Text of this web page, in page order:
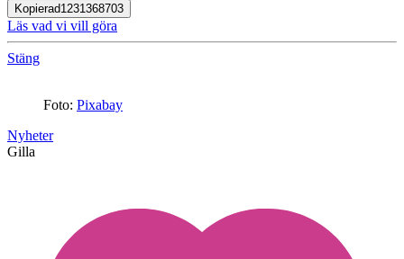
Kopierad1231368703
Läs vad vi vill göra
Stäng
Foto: Pixabay
Nyheter
Gilla